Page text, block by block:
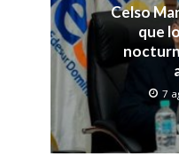
Celso
que
7